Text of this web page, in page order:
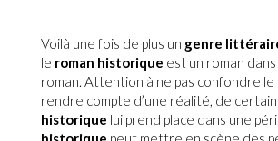
Voilà une fois de plus un genre
le roman historique est un roman
roman. Attention à ne pas confondre le
rendre compte d’une réalité, de
historique lui prend place dans une